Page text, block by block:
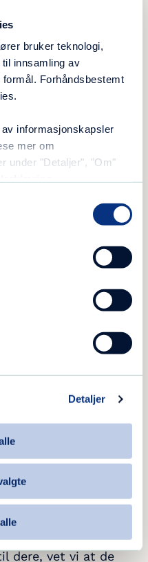
bruker teknologi,
innsamling av
Forhåndsbestemt
informasjonskapsler
mer om
under "Detaljer", "Om"
Detaljer
Barnas Stasjon
Kors sin gullnål for sin
bidragsytere
vi blir gode. Barnas
alene. Et godt
respekt for
å ha tillit til
det mot, mot til å
Det handler også
er sammen med
til det vi alle
sier Anne-Randi
måte
for det gode
Det må vi ta
hun til.
dere, vet vi at de